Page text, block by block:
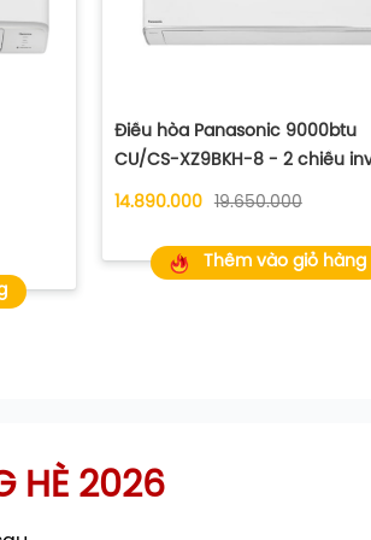
Điều hòa Panasonic 9000btu
CU/CS-XZ9BKH-8 - 2 chiều
14.890.000 19.650.000
Thêm vào giỏ hàng
HÈ 2026